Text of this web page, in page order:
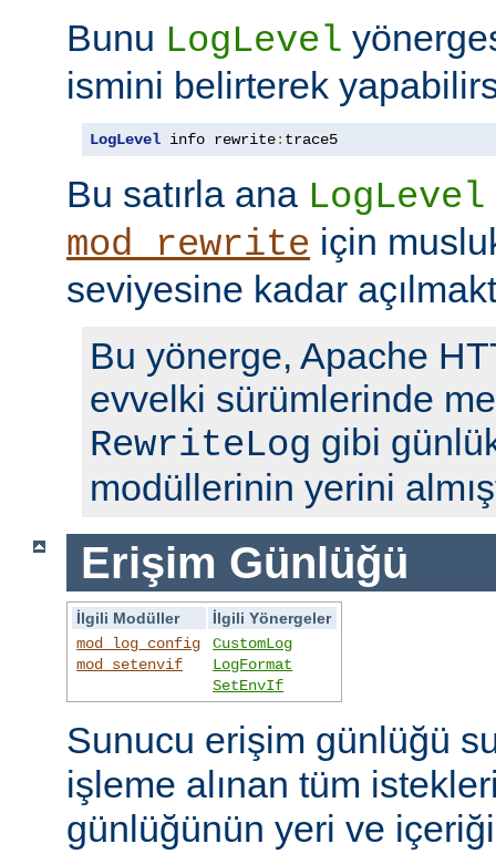
Bunu LogLevel
ismini belirterek
LogLevel info rewrite: trace5
Bu satırla ana LogLevel
mod_rewrite için
seviyesine kadar
Bu yönerge, Apache
evvelki sürümlerinde
RewriteLog gibi
modüllerinin yerini
Erişim Günlüğü
İlgili Modüller
İlgili Yönergeler
mod_log_config
mod_setenvif
CustomLog
LogFormat
SetEnvIf
Sunucu erişim günlüğü
işleme alınan tüm
günlüğünün yeri ve